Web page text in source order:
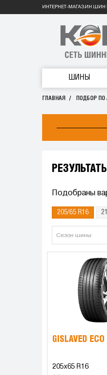
ИНТЕРНЕТ-МАГАЗИН ШИН
ШИНЫ
ГЛАВНАЯ ПОДБОР ПО
Подобраны
205/65 R16
Сезон шины
GISLAVED
205x65 R16